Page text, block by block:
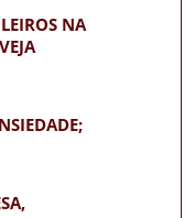
NA